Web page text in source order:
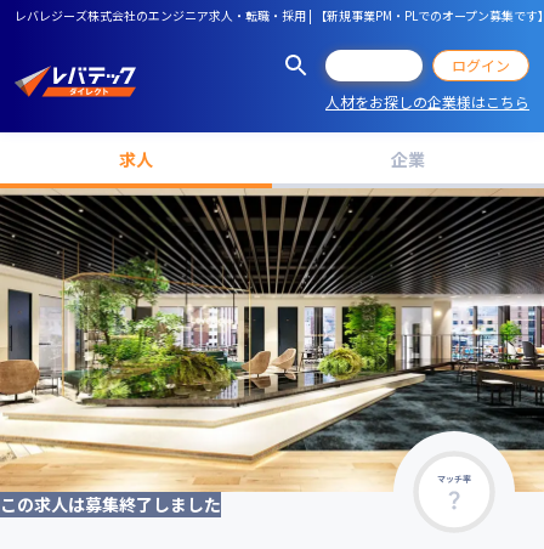
レバレジーズ株式会社のエンジニア求人・転職・採用 | 【新規事業PM・PLでのオープン募集で
ログイン
人材をお探しの企業様はこちら
求人 企業
マッチ率
この求人は募集終了しました